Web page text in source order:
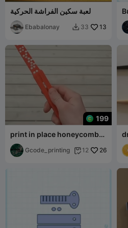
لعبة سكين الفراشة الحركية
Ebabalonay  33 13
199
print in place honeycomb
butterfly knife
Gcode_printing  12 26